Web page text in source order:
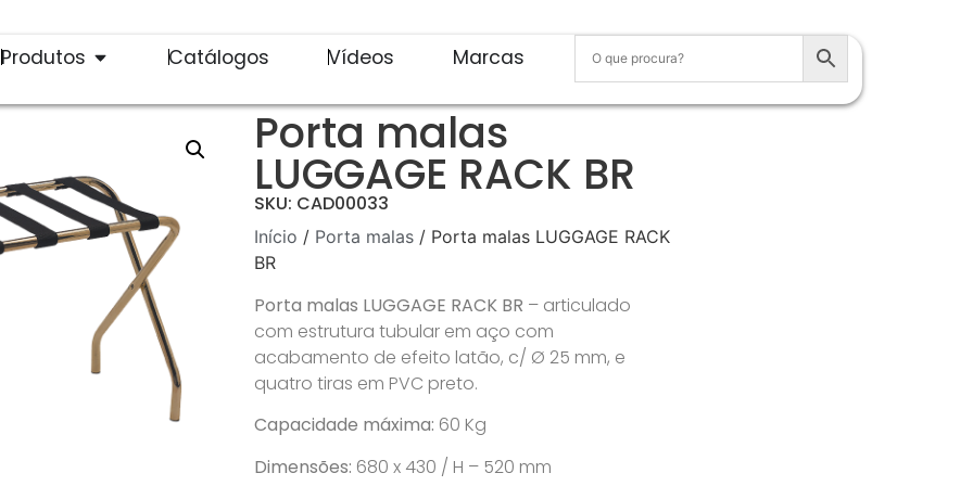
Produtos Catálogos Vídeos Marcas
Porta malas
LUGGAGE RACK BR
SKU: CAD00033
Início / Porta malas/ Porta malas LUGGAGE RACK
BR
Porta malas LUGGAGE RACK BR – articulado
com estrutura tubular em aço com
acabamento de efeito latão, c/ Ø 25 mm, e
quatro tiras em PVC preto.
Capacidade máxima: 60 Kg
Dimensões: 680 x 430 / H – 520 mm